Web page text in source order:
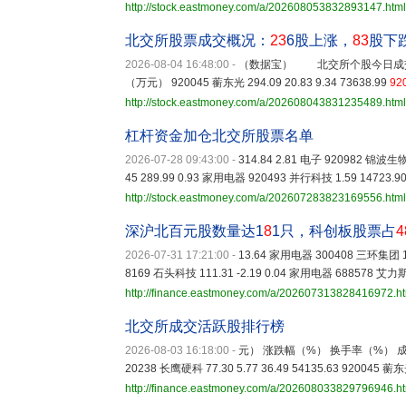
http://stock.eastmoney.com/a/202608053832893147.html
北交所股票成交概况： 236股上涨， 83股下
2026-08-04 16:48:00 -
（数据宝） 北交所个股今日成
（万元） 920045 蘅东光 294.09 20.83 9.34 73638.99
http://stock.eastmoney.com/a/202608043831235489.html
杠杆资金加仓北交所股票名单
2026-07-28 09:43:00 - 314.84 2.81 电子 920982 锦波生
45 289.99 0.93 家用电器 920493 并行科技 1.59
http://stock.eastmoney.com/a/202607283823169556.html
深沪北百元股数量达181只，科创板股票占
2026-07-31 17:21:00 - 13.64 家用电器 300408 三环集团
8169 石头科技 111.31 -2.19 0.04 家用电器 688578 艾力
http://finance.eastmoney.com/a/
北交所成交活跃股排行榜
2026-08-03 16:18:00 - 元） 涨跌幅（%） 换手率（%）
20238 长鹰硬科 77.30 5.77 36.49 54135.63 920045 蘅
http://finance.eastmoney.com/a/